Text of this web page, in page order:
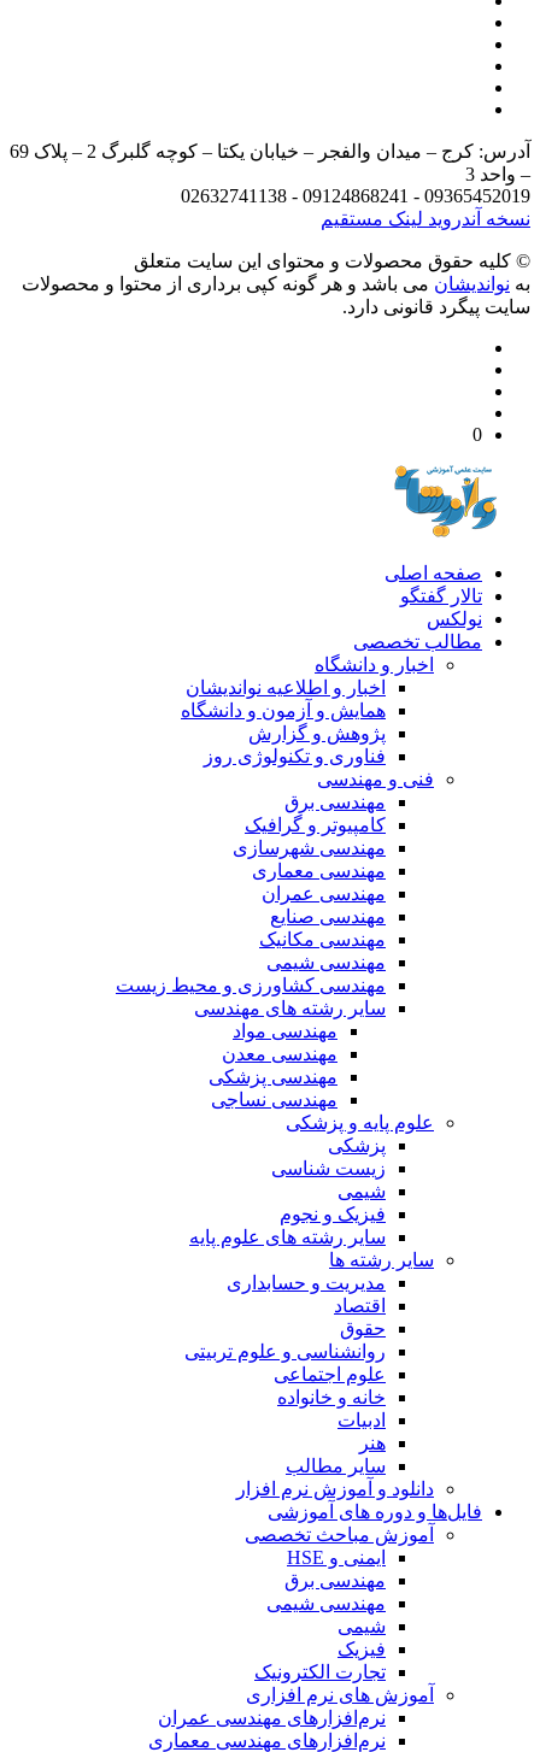
آدرس: کرج – میدان والفجر – خیابان یکتا – کوچه گلبرگ 2 – پلاک 69
3
09365452019 - 09124868241 -
آندرویدلینک مستقیم
حقوق محصولات و محتوای اين سایت متعلق
می باشد و هر گونه کپی برداری از محتوا و محصولات
پیگرد قانونی دارد.
صفحه اصلی
تالار گفتگو
نولکس
مطالب تخصصی
اخبار و دانشگاه
اخبار و اطلاعیه نواندیشان
همایش و آزمون و دانشگاه
پژوهش و گزارش
فناوری و تکنولوژی روز
فنی و مهندسی
مهندسی برق
کامپیوتر و گرافیک
مهندسی شهرسازی
مهندسی معماری
مهندسی عمران
مهندسی صنایع
مهندسی مکانیک
مهندسی شیمی
مهندسی کشاورزی و محیط زیست
سایر رشته های مهندسی
مهندسی مواد
مهندسی معدن
مهندسی پزشکی
مهندسی نساجی
علوم پایه و پزشکی
پزشکی
زیست شناسی
شیمی
فیزیک و نجوم
سایر رشته های علوم پایه
سایر رشته ها
مدیریت و حسابداری
اقتصاد
حقوق
روانشناسی و علوم تربیتی
علوم اجتماعی
خانه و خانواده
ادبیات
هنر
سایر مطالب
دانلود و آموزش نرم افزار
فایل‌ها و دوره های آموزشی
آموزش مباحث تخصصی
ایمنی و HSE
مهندسی برق
مهندسی شیمی
شیمی
فیزیک
تجارت الکترونیک
آموزش های نرم افزاری
نرم‌افزارهای مهندسی عمران
نرم‌افزارهای مهندسی معماری